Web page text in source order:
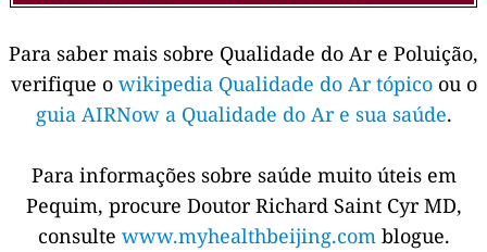
Para saber mais sobre Qualidade do Ar e Poluição,
verifique o wikipedia Qualidade do Ar tópico ou o
guia AIRNow a Qualidade do Ar e sua saúde.
Para informações sobre saúde muito úteis em
Pequim, procure Doutor Richard Saint Cyr MD,
consulte www.myhealthbeijing.com blogue.